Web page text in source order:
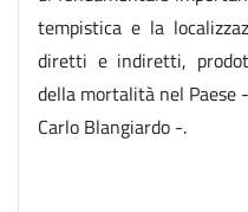
tempistica e la
diretti e indiretti,
della mortalità nel Paese
Carlo Blangiardo -.